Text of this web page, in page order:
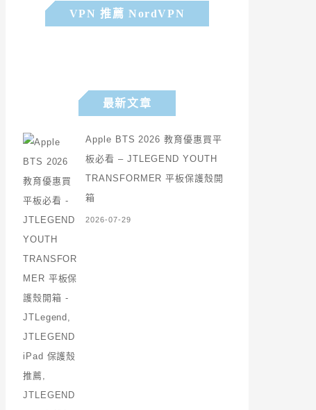
VPN 推薦 NordVPN
最新文章
Apple BTS 2026 教育優惠買平
板必看 – JTLEGEND YOUTH
TRANSFORMER 平板保護殼開
箱
2026-07-29